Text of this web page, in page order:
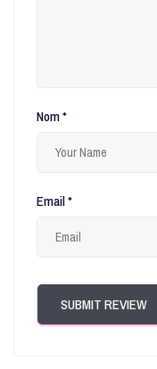
Nom*
Email*
SUBMIT REVIEW